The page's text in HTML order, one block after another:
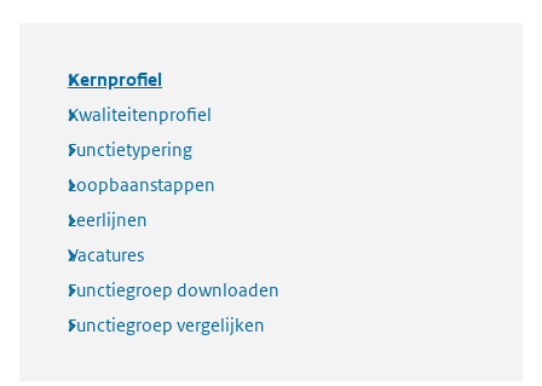
Kernprofiel
Kwaliteitenprofiel
Functietypering
Loopbaanstappen
Leerlijnen
Vacatures
Functiegroep downloaden
Functiegroep vergelijken